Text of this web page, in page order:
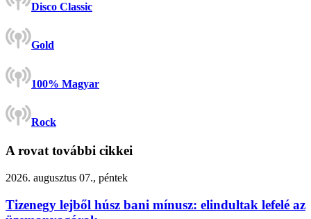
Disco Classic
Gold
100% Magyar
Rock
A rovat további cikkei
2026. augusztus 07., péntek
Tizenegy lejből húsz bani mínusz: elindultak lefelé az